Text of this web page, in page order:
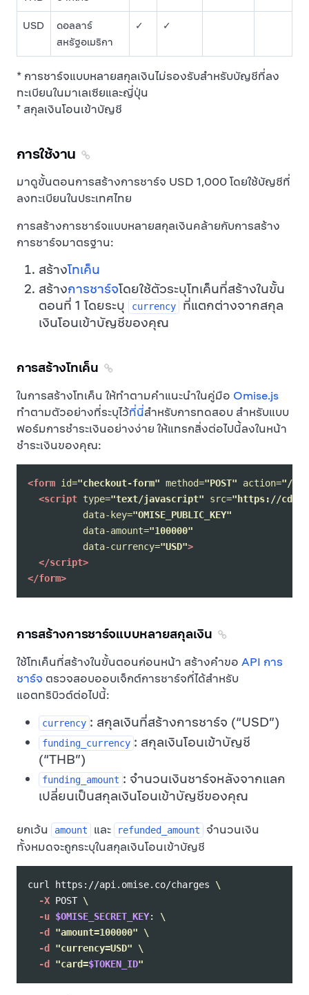
USD
ดอลลาร์
สหรัฐอเมริกา
✓ ✓
* การชาร์จแบบหลายสกุลเงินไม่รองรับสำหรับบัญชีที่ลง
ทะเบียนในมาเลเซียและญี่ปุ่น
† สกุลเงินโอนเข้าบัญชี
การใช้งาน
มาดูขั้นตอนการสร้างการชาร์จ USD 1,000 โดยใช้บัญชีที่
ลงทะเบียนในประเทศไทย
การสร้างการชาร์จแบบหลายสกุลเงินคล้ายกับการสร้าง
การชาร์จมาตรฐาน:
สร้างโทเค็น
สร้างการชาร์จโดยใช้ตัวระบุโทเค็นที่สร้างในขั้น
ตอนที่ 1 โดยระบุ
currency
ที่แตกต่างจากสกุล
เงินโอนเข้าบัญชีของคุณ
การสร้างโทเค็น
ในการสร้างโทเค็น ให้ทำตามคำแนะนำในคู่มือ Omise.js
ทำตามตัวอย่างที่ระบุไว้ที่นี่สำหรับการทดสอบ สำหรับแบบ
ฟอร์มการชำระเงินอย่างง่าย ให้แทรกสิ่งต่อไปนี้ลงในหน้า
ชำระเงินของคุณ:
<form id="checkout-form" method="POST" action="/
<script type="text/javascript" src="https://
data-key="OMISE_PUBLIC_KEY"
data-amount="100000"
data-currency="USD">
</script>
</form>
การสร้างการชาร์จแบบหลายสกุลเงิน
ใช้โทเค็นที่สร้างในขั้นตอนก่อนหน้า สร้างคำขอ API การ
ชาร์จ ตรวจสอบออบเจ็กต์การชาร์จที่ได้สำหรับ
แอตทริบิวต์ต่อไปนี้:
currency : สกุลเงินที่สร้างการชาร์จ ( USD )
funding_currency : สกุลเงินโอนเข้าบัญชี
( THB )
funding_amount : จำนวนเงินชาร์จหลังจากแลก
เปลี่ยนเป็นสกุลเงินโอนเข้าบัญชีของคุณ
ยกเว้น amount และ refunded_amount
จำนวนเงิน
ทั้งหมดจะถูกระบุในสกุลเงินโอนเข้าบัญชี
curl https://api.omise.co/charges \
-X POST \
-u $OMISE_SECRET_KEY: \
-d
"amount=100000"
\
-d
"currency=USD"
\
-d
"card=$TOKEN_ID"